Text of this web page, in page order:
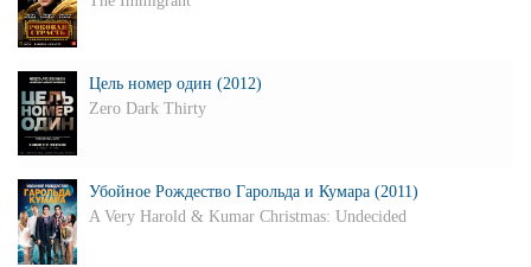
Цель номер один (2012)
Zero Dark Thirty
Убойное Рождество Гарольда и Кумара (2011)
A Very Harold & Kumar Christmas: Undecided